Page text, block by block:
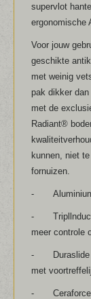
supervlot
ergonomische
Voor jouw
geschikte
met weinig
pak dikker
met de
Radiant®
kunnen, niet
fornuizen.
-
-
meer controle
-
met
-